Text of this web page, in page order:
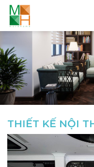
THIẾT KẾ NỘI